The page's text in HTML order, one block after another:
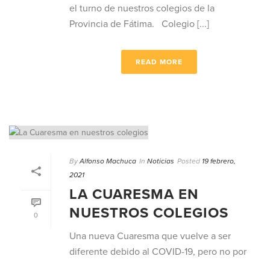
el turno de nuestros colegios de la
Provincia de Fátima. Colegio [...]
READ MORE
0
By Alfonso Machuca In Noticias Posted 19 febrero,
2021
LA CUARESMA EN
NUESTROS COLEGIOS
Una nueva Cuaresma que vuelve a ser
diferente debido al COVID-19, pero no por